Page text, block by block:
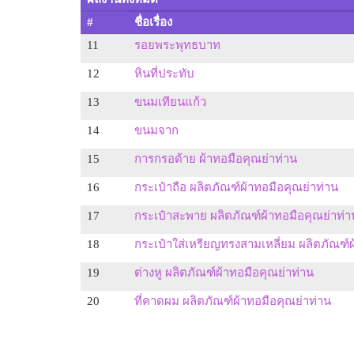
#
ชื่อเรื่อง
11
รอยพระพุทธบาท
12 หินที่ประทับ
13 ขนมเทียนแก้ว
14 ขนมจาก
15 การกรอด้าย ผ้าทอมือคุณย่าท่าน
16 กระเป๋าถือ ผลิตภัณฑ์ผ้าทอมือคุณย่าท่าน
17 กระเป๋าสะพาย ผลิตภัณฑ์ผ้าทอมือคุณย่าท่า
18 กระเป๋าใส่เหรียญทรงสามเหลี่ยม ผลิตภัณ
19 ต่างหู ผลิตภัณฑ์ผ้าทอมือคุณย่าท่าน
20 ที่คาดผม ผลิตภัณฑ์ผ้าทอมือคุณย่าท่าน